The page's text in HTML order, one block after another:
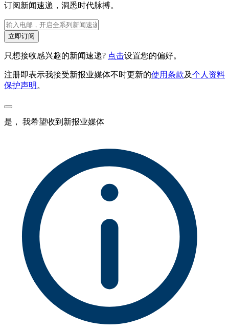
订阅新闻速递，洞悉时代脉搏。
立即订阅
只想接收感兴趣的新闻速递? 点击设置您的偏好。
注册即表示我接受新报业媒体不时更新的使用条款及个人资料
保护声明 。
是， 我希望收到新报业媒体